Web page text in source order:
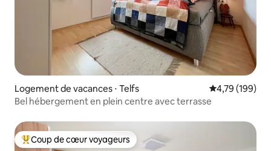
Logement de vacances ⋅ Telfs Évaluation
4,79 (199)
Bel hébergement en plein centre avec terrasse
Coups de cœur voyageurs les plus appréciés
Coup de cœur voyageurs